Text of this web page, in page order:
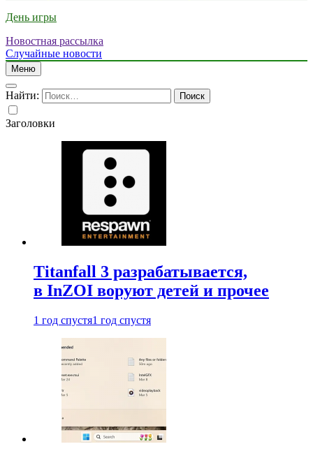
День игры
Новостная рассылка
Случайные новости
Меню
Найти:
Заголовки
Titanfall 3 разрабатывается,
в InZOI воруют детей и прочее
1 год спустя1 год спустя